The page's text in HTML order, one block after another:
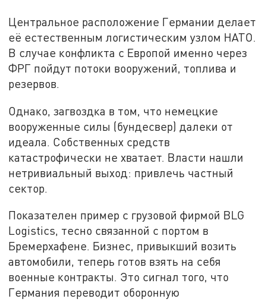
Центральное расположение Германии делает
её естественным логистическим узлом НАТО.
В случае конфликта с Европой именно через
ФРГ пойдут потоки вооружений, топлива и
резервов.
Однако, загвоздка в том, что немецкие
вооруженные силы (бундесвер) далеки от
идеала. Собственных средств
катастрофически не хватает. Власти нашли
нетривиальный выход: привлечь частный
сектор.
Показателен пример с грузовой фирмой BLG
Logistics, тесно связанной с портом в
Бремерхафене. Бизнес, привыкший возить
автомобили, теперь готов взять на себя
военные контракты. Это сигнал того, что
Германия переводит оборонную